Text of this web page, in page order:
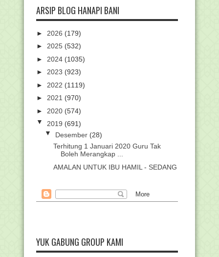
ARSIP BLOG HANAPI BANI
► 2026 (179)
► 2025 (532)
► 2024 (1035)
► 2023 (923)
► 2022 (1119)
► 2021 (970)
► 2020 (574)
▼ 2019 (691)
▼ Desember (28)
Terhitung 1 Januari 2020 Guru Tak
Boleh Merangkap ...
AMALAN UNTUK IBU HAMIL - SEDANG
2020, Beli Bensin Tak Lagi Pakai Uang
Pendidikan Indo...
Malaikat Munkar dan Nakir di Kubur
YUK GABUNG GROUP KAMI